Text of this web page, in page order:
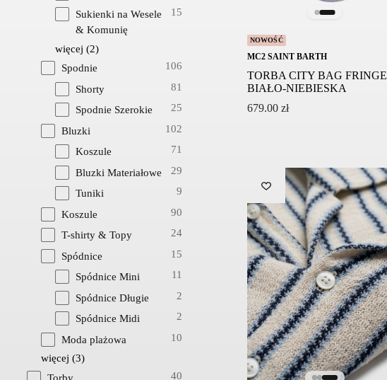
NOWOŚĆ
MC2 SAINT BARTH
TORBA CITY BAG FRINGE
BIAŁO-NIEBIESKA
679.00 zł
Sukienki na Wesele
& Komunię
15
więcej (2)
Spodnie
106
Shorty 81
Spodnie Szerokie 25
Bluzki 102
Koszule 71
Bluzki Materiałowe 29
Tuniki 9
Koszule 90
T-shirty & Topy 24
Spódnice 15
Spódnice Mini 11
Spódnice Długie 2
Spódnice Midi 2
Moda plażowa
10
więcej (3)
Torby
40